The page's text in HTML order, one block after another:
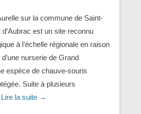
sur la commune de Saint-
d’Aubrac est un site reconnu
à l’échelle régionale en raison
nurserie de Grand
espèce de chauve-souris
Suite à plusieurs
Lire la suite →